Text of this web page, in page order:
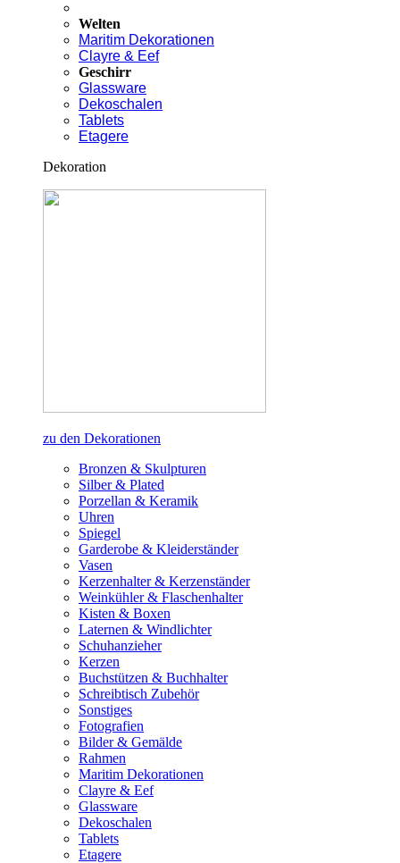
Welten
Maritim Dekorationen
Clayre & Eef
Geschirr
Glassware
Dekoschalen
Tablets
Etagere
Dekoration
zu den Dekorationen
Bronzen & Skulpturen
Silber & Plated
Porzellan & Keramik
Uhren
Spiegel
Garderobe & Kleiderständer
Vasen
Kerzenhalter & Kerzenständer
Weinkühler & Flaschenhalter
Kisten & Boxen
Laternen & Windlichter
Schuhanzieher
Kerzen
Buchstützen & Buchhalter
Schreibtisch Zubehör
Sonstiges
Fotografien
Bilder & Gemälde
Rahmen
Maritim Dekorationen
Clayre & Eef
Glassware
Dekoschalen
Tablets
Etagere